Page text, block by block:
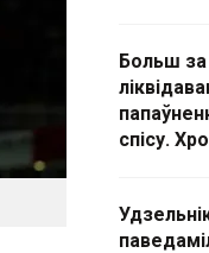
Больш
спісу.